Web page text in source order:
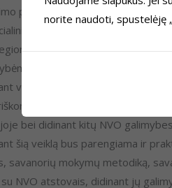
poreikį, atliekant ekonominio
verslo priemones.
sėkmingos integracijos
bei Kalėjimų
viešinimo priemones.
veiklomis grindžiamos
bei didinant kitų NVO
šią veiklą bus parengiama ir
savanorių mokymų metodiką,
NVO atstovais, didinant jų
norite naudoti, spustelėję